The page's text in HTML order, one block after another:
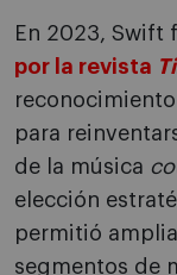
En 2023, Swift
por la revista
para
de la música
elección
permitió
segmentos de